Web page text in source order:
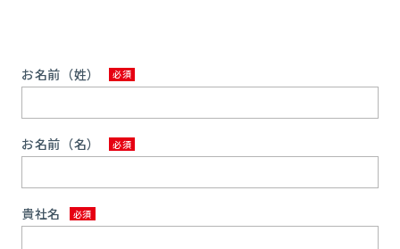
お名前（姓）
お名前（名）
貴社名